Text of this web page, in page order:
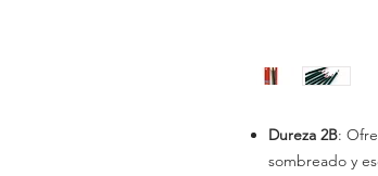
Dureza 2B:
sombreado y